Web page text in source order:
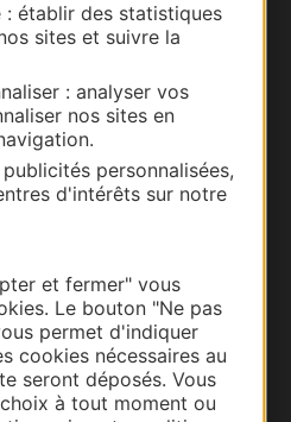
: établir des statistiques
sites et suivre la
: analyser vos
nos sites en
personnalisées,
d'intérêts sur notre
et fermer" vous
Le bouton "Ne pas
permet d'indiquer
cookies nécessaires au
seront déposés. Vous
à tout moment ou